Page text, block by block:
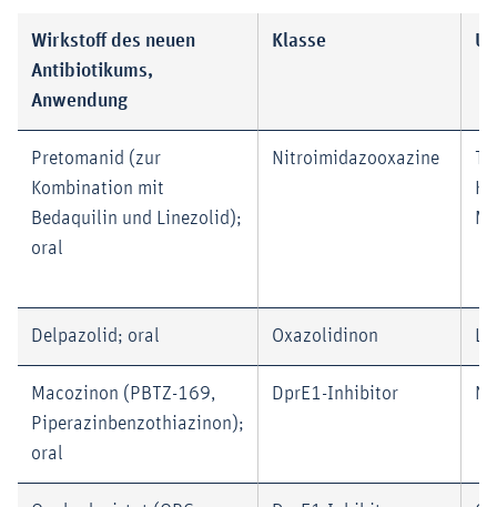
Wirkstoff des neuen
Antibiotikums,
Anwendung
Klasse
Pretomanid (zur
Kombination mit
Bedaquilin und Linezolid);
oral
Nitroimidazooxazine
Delpazolid; oral Oxazolidinon
Macozinon (PBTZ-169,
Piperazinbenzothiazinon);
oral
DprE1-Inhibitor